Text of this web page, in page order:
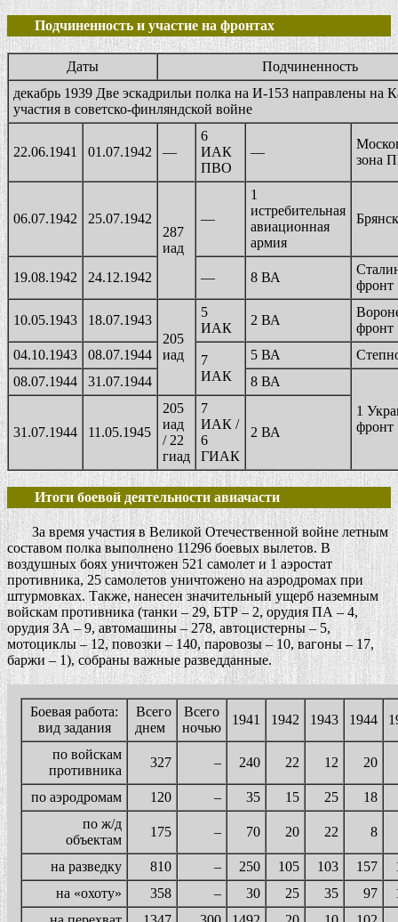
Подчиненность и участие на фронтах
Даты
Подчиненность
декабрь 1939 Две эскадрильи полка на И-153 направлены на
участия в советско-финляндской войне
22.06.1941 01.07.1942 —
6
ИАК
ПВО
—
зона
06.07.1942
25.07.1942
287
иад
—
1
истребительная
авиационная
армия
19.08.1942 24.12.1942 — 8 ВА
фронт
10.05.1943
18.07.1943
205
иад
5
ИАК
2 ВА
фронт
04.10.1943
08.07.1944
7
ИАК
5 ВА
08.07.1944
31.07.1944
8 ВА
1
фронт
31.07.1944 11.05.1945
205
иад
/ 22
гиад
7
ИАК /
6
ГИАК
2 ВА
Итоги боевой деятельности авиачасти
За время участия в Великой Отечественной войне летным
составом полка выполнено 11296 боевых вылетов. В
воздушных боях уничтожен 521 самолет и 1 аэростат
противника, 25 самолетов уничтожено на аэродромах при
штурмовках. Также, нанесен значительный ущерб наземным
войскам противника (танки – 29, БТР – 2, орудия ПА – 4,
орудия ЗА – 9, автомашины – 278, автоцистерны – 5,
мотоциклы – 12, повозки – 140, паровозы – 10, вагоны – 17,
баржи – 1), собраны важные разведданные.
Боевая работа:
вид задания
Всего
днем
Всего
ночью
1941 1942 1943 1944
по войскам
противника
327 – 240 22 12 20
по аэродромам 120 – 35 15 25
18
по ж/д
объектам
175 – 70 20 22 8
на разведку 810 – 250 105 103 157
на «охоту»
358 – 30 25 35 97